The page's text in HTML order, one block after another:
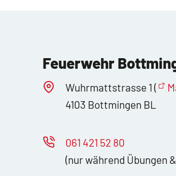
Feuerwehr
Wuhrmattstrasse 1 (
4103 Bottmingen BL
061 421 52 80
(nur während Übungen